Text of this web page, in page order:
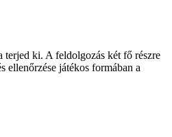
terjed ki. A feldolgozás két fő részre
ellenőrzése játékos formában a